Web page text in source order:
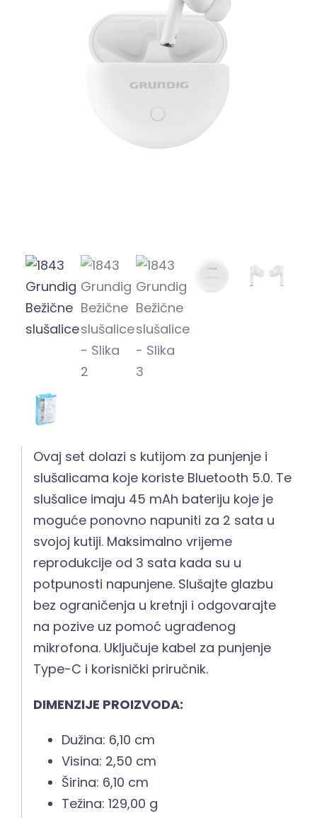
Ovaj set dolazi s kutijom za punjenje i
slušalicama koje koriste Bluetooth 5.0. Te
slušalice imaju 45 mAh bateriju koje je
moguće ponovno napuniti za 2 sata u
svojoj kutiji. Maksimalno vrijeme
reprodukcije od 3 sata kada su u
potpunosti napunjene. Slušajte glazbu
bez ograničenja u kretnji i odgovarajte
na pozive uz pomoć ugrađenog
mikrofona. Uključuje kabel za punjenje
Type-C i korisnički priručnik.
DIMENZIJE PROIZVODA:
Dužina: 6,10 cm
Visina: 2,50 cm
Širina: 6,10 cm
Težina: 129,00 g